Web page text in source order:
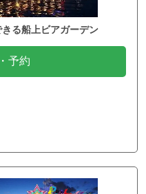
る船上ビアガーデン
予約